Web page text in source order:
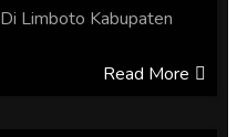
Limboto Kabupaten
Read More